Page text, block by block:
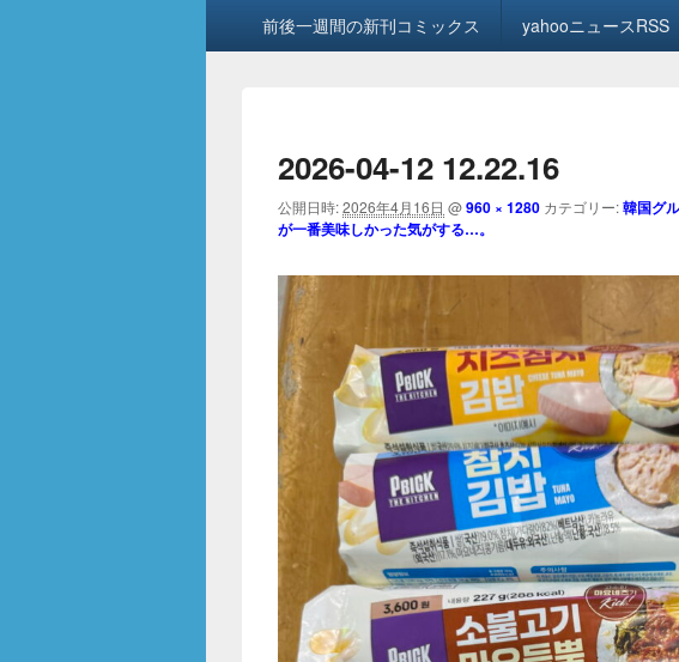
前後一週間の新刊コミックス yahooニュースRSS
2026-04-12 12.22.16
公開日時:2026年4月16日 @960 × 1280 カテゴリー:韓国グ
が一番美味しかった気がする…。